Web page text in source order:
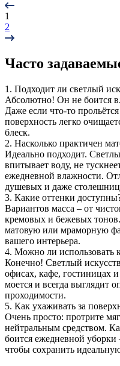
1
2
Часто
1. Подходит ли светлый
Абсолютно! Он не боится
Даже если что-то
поверхность легко
блеск.
2. Насколько практичен
Идеально подходит.
впитывает воду, не
ежедневной влажности.
душевых и даже столешниц
3. Какие оттенки
Вариантов масса – от
кремовых и бежевых
матовую или мраморную
вашего интерьера.
4. Можно ли использовать
Конечно! Светлый
офисах, кафе, гостиницах
моется и всегда выглядит
проходимости.
5. Как ухаживать за
Очень просто: протрите
нейтральным средством.
боится ежедневной уборки
чтобы сохранить